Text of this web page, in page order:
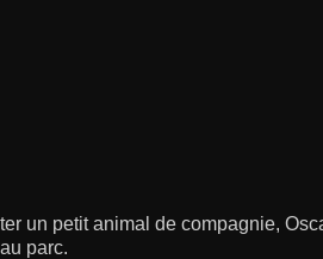
un petit animal de compagnie,
parc.